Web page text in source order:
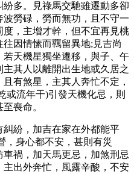
多。見祿馬交馳雖遷動多卻
勞碌，勞而無功，且不守一
，主增才幹，但不宜再見桃
因情愫而羈留異地;見吉尚
天機星獨坐遷移，與子、午
其人以離開出生地或久居之
有煞星，主其人奔忙不定，
或流年干)引發天機化忌，則
喪命。
紛，加吉在家在外都能平
，身心都不安，甚則有災
禍，加天馬更忌，加煞刑忌
出外奔忙，風露辛酸，不安